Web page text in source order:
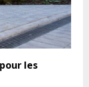
les